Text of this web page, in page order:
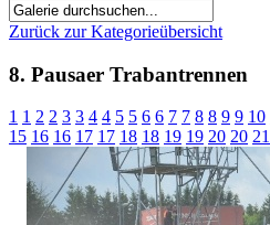
Zurück zur Kategorieübersicht
8. Pausaer Trabantrennen
1 1 2 2 3 3 4 4 5 5 6 6 7 7 8 8 9 9 10
15 16 16 17 17 18 18 19 19 20 20 21